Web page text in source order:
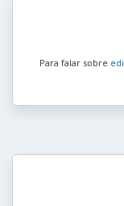
Para falar sobre